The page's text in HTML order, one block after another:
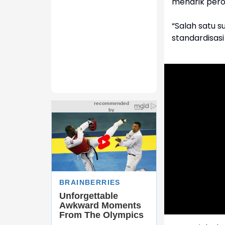
“Salah satu